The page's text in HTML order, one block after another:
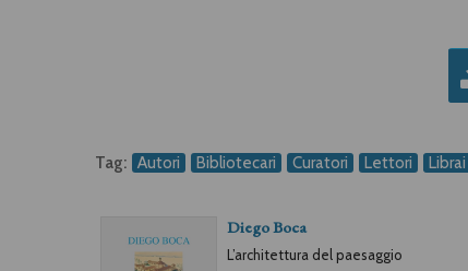
Tag: Autori Bibliotecari Curatori Lettori Librai
Diego Boca
L’architettura del paesaggio